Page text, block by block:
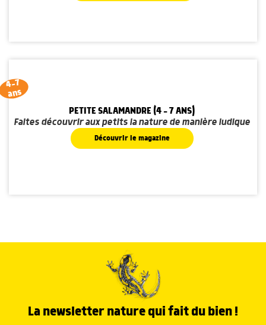
4-7
ans
PETITE SALAMANDRE (4 - 7 ANS)
Faites découvrir aux petits la nature de manière ludique
Découvrir le magazine
La newsletter nature qui fait du bien !